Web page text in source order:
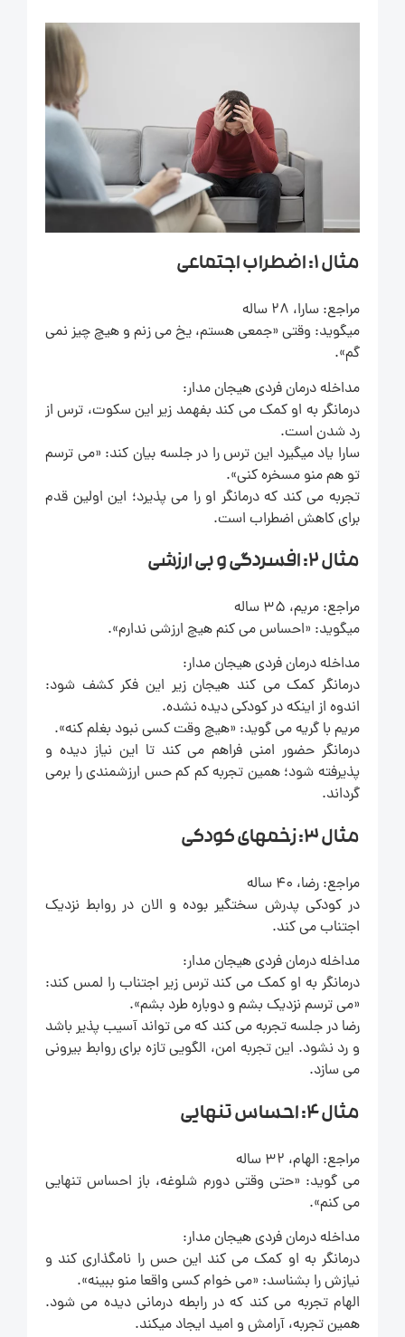
مراجع: سارا، 28 ساله
میگوید: وقتی «جمعی هستم، یخ می زنم و هیچ چیز نمی
مداخله درمان فردی هیجان مدار:
درمانگر به او کمک می کند بفهمد زیر این سکوت، ترس از
رد شدن است.
سارا یاد میگیرد این ترس را در جلسه بیان کند: «می ترسم
تو هم منو مسخره کنی».
تجربه می کند که درمانگر او را می پذیرد؛ این اولین قدم
برای کاهش اضطراب است.
مراجع: مریم، 35 ساله
میگوید: «احساس می کنم هیچ ارزشی ندارم».
مداخله درمان فردی هیجان مدار:
درمانگر کمک می کند هیجان زیر این فکر کشف شود:
اندوه از اینکه در کودکی دیده نشده.
مریم با گریه می گوید: «هیچ وقت کسی نبود بغلم کنه».
درمانگر حضور امنی فراهم می کند تا این نیاز دیده و
پذیرفته شود؛ همین تجربه کم کم حس ارزشمندی را برمی
مراجع: رضا، 40 ساله
در کودکی پدرش سختگیر بوده و الان در روابط نزدیک
اجتناب می کند.
مداخله درمان فردی هیجان مدار:
درمانگر به او کمک می کند ترس زیر اجتناب را لمس کند:
«می ترسم نزدیک بشم و دوباره طرد بشم».
رضا در جلسه تجربه می کند که می تواند آسیب پذیر باشد
و رد نشود. این تجربه امن، الگویی تازه برای روابط بیرونی
می سازد.
مراجع: الهام، 32 ساله
می گوید: «حتی وقتی دورم شلوغه، باز احساس تنهایی
می کنم».
مداخله درمان فردی هیجان مدار:
درمانگر به او کمک می کند این حس را نامگذاری کند و
نیازش را بشناسد: «می خوام کسی واقعا منو ببینه».
الهام تجربه می کند که در رابطه درمانی دیده می شود.
همین تجربه، آرامش و امید ایجاد میکند.